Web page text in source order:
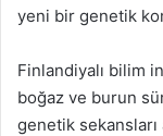
yeni bir genetik
Finlandiyalı bilim
boğaz ve burun
genetik